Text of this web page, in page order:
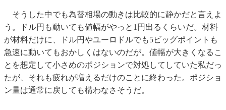
そうした中でも為替相場の動きは比較的に静かだと言えよ
う。ドル円も動いても値幅がやっと1円出るくらいだ。材料
が材料だけに、ドル円やユーロドルでも5ビッグポイントも
急速に動いてもおかしくはないのだが。値幅が大きくなるこ
とを想定して小さめのポジションで対処してしていた私だっ
たが、それも疲れが増えるだけのことに終わった。ポジショ
ン量は通常に戻しても構わなさそうだ。